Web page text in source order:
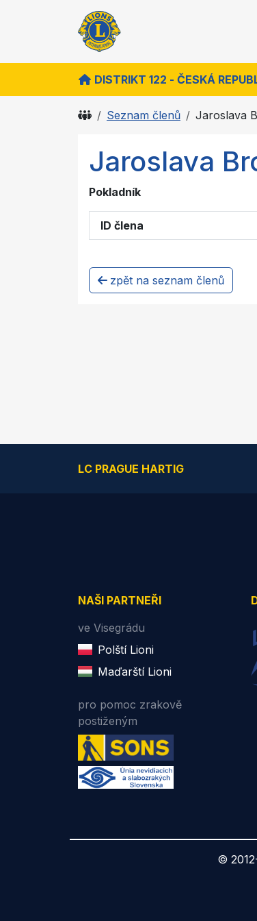
DISTRIKT 122 - ČESKÁ
Seznam členů Jaroslava
Jaroslava
Pokladník
ID člena
zpět na seznam členů
LC PRAGUE HARTIG
NAŠI PARTNEŘI
ve Visegrádu
Polští Lioni
Maďarští Lioni
pro pomoc zrakově
postiženým
©